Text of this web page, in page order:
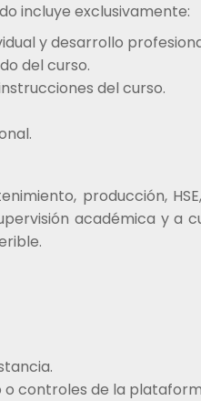
incluye exclusivamente:
y desarrollo
del curso.
del curso.
producción,
académica y a
o controles de la